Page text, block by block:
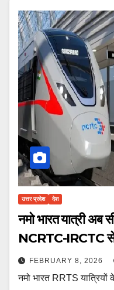
उत्तर प्रदेश देश
नमो भारत यात्री
NCRTC-IRCTC से
FEBRUARY 8, 2026
नमो भारत RRTS